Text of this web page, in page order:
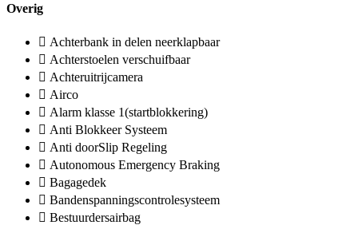
Overig
Achterbank in delen neerklapbaar
Achterstoelen verschuifbaar
Achteruitrijcamera
Airco
Alarm klasse 1(startblokkering)
Anti Blokkeer Systeem
Anti doorSlip Regeling
Autonomous Emergency Braking
Bagagedek
Bandenspanningscontrolesysteem
Bestuurdersairbag